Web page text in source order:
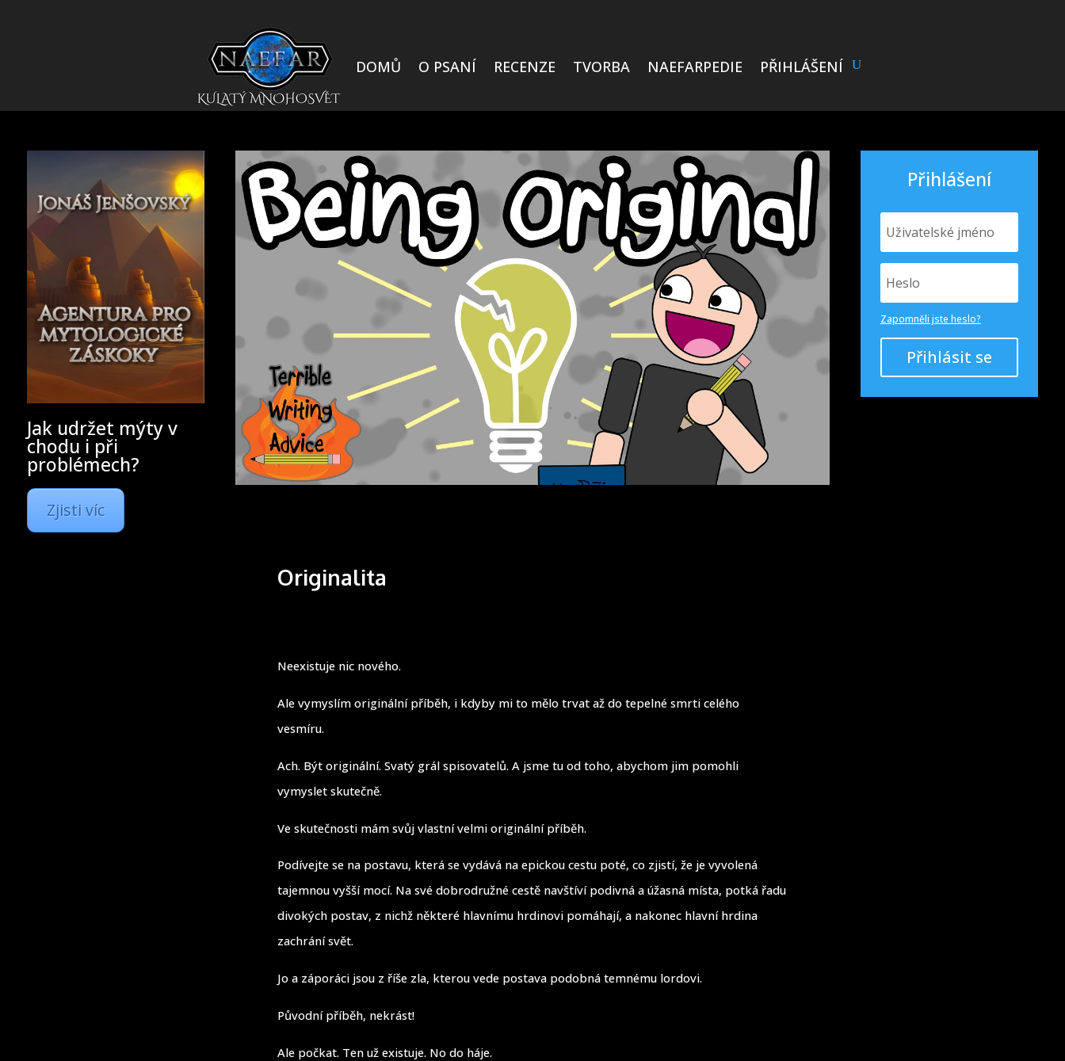
DOMŮ O PSANÍ RECENZE TVORBA NAEFARPEDIE PŘIHLÁŠENÍ
Jak udržet mýty v
chodu i při
problémech?
Zjisti víc
Originalita
Neexistuje nic nového.
Ale vymyslím originální příběh, i kdyby mi to mělo trvat až do tepelné smrti celého
vesmíru.
Ach. Být originální. Svatý grál spisovatelů. A jsme tu od toho, abychom jim pomohli
vymyslet skutečně.
Ve skutečnosti mám svůj vlastní velmi originální příběh.
Podívejte se na postavu, která se vydává na epickou cestu poté, co zjistí, že je vyvolená
tajemnou vyšší mocí. Na své dobrodružné cestě navštíví podivná a úžasná místa, potká řadu
divokých postav, z nichž některé hlavnímu hrdinovi pomáhají, a nakonec hlavní hrdina
zachrání svět.
Jo a záporáci jsou z říše zla, kterou vede postava podobná temnému lordovi.
Původní příběh, nekrást!
Ale počkat. Ten už existuje. No do háje.
Přihlášení
Zapomněli jste heslo?
Přihlásit se